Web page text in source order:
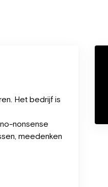
Het bedrijf is
nonsense
meedenken